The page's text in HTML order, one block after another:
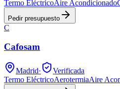
Termo EléctricoAire Acondicionado
Pedir presupuesto
C
Cafosam
Madrid·
Verificada
Termo EléctricoAerotermiaAire